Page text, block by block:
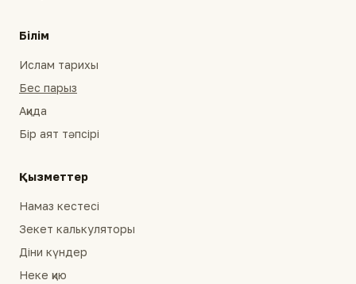
Білім
Ислам тарихы
Бес парыз
Ақида
Бір аят тәпсірі
Қызметтер
Намаз кестесі
Зекет калькуляторы
Діни күндер
Неке қию